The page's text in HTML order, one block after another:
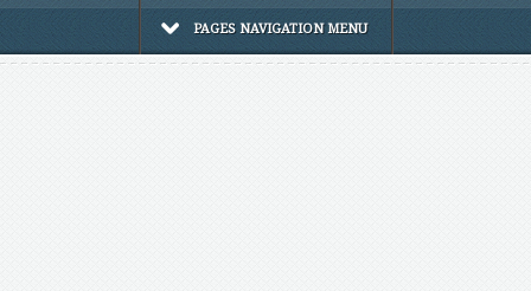
PAGES NAVIGATION MENU